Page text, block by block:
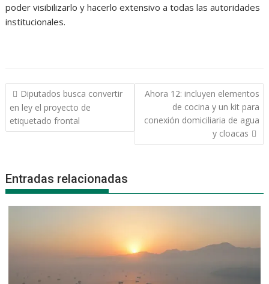
poder visibilizarlo y hacerlo extensivo a todas las autoridades
institucionales.
Navegación
de
entradas
Diputados busca convertir
en ley el proyecto de
etiquetado frontal
Ahora 12: incluyen elementos
de cocina y un kit para
conexión domiciliaria de agua
y cloacas
Entradas relacionadas